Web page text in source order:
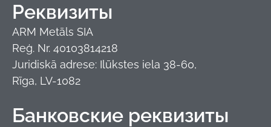
Реквизиты
ARM Metāls SIA
Reģ. Nr. 40103814218
Juridiskā adrese: Ilūkstes iela 38-60,
Rīga, LV-1082
Банковские реквизиты